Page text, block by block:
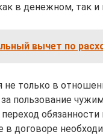
в денежном, так
вычет по
не только в
пользование
в договоре